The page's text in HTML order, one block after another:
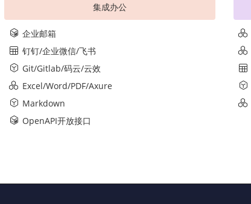
集成办公
企业邮箱
钉钉/企业微信/飞书
Git/Gitlab/码云/云效
Excel/Word/PDF/Axure
Markdown
OpenAPI开放接口